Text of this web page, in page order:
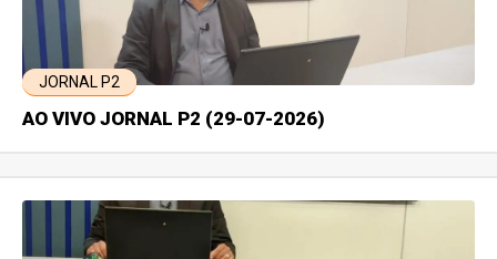
JORNAL P2
AO VIVO JORNAL P2 (29-07-2026)